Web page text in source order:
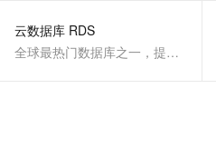
云数据库 RDS
全球最热门数据库之一，提供全托管的稳定服务